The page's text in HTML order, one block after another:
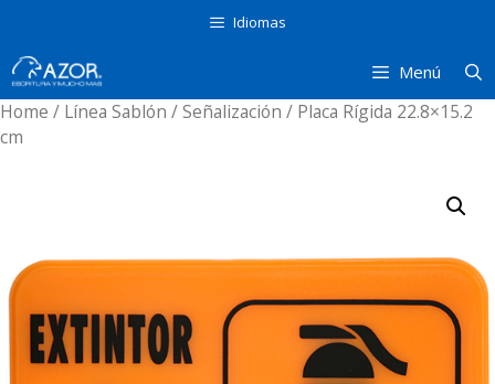
contenido
Idiomas
Menú
Home / Línea Sablón /Señalización / Placa Rígida 22.8×15.2
cm